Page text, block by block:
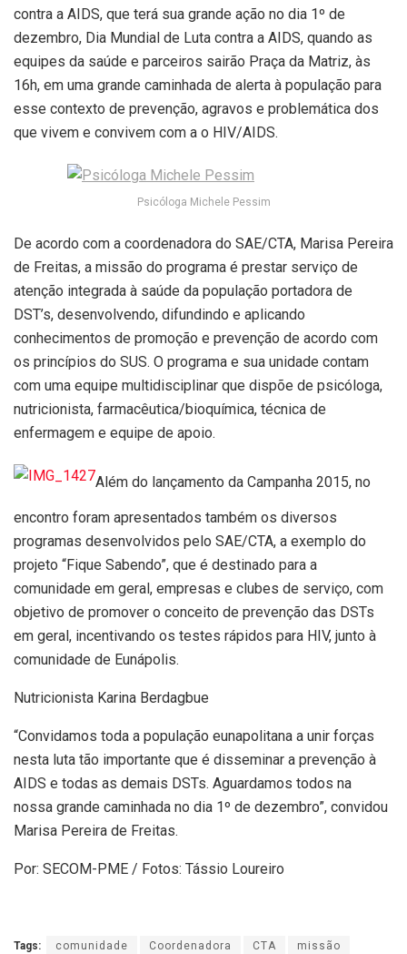
contra a AIDS, que terá sua grande ação no dia 1º de
dezembro, Dia Mundial de Luta contra a AIDS, quando as
equipes da saúde e parceiros sairão Praça da Matriz, às
16h, em uma grande caminhada de alerta à população para
esse contexto de prevenção, agravos e problemática dos
que vivem e convivem com a o HIV/AIDS.
Psicóloga Michele Pessim
De acordo com a coordenadora do SAE/CTA, Marisa Pereira
de Freitas, a missão do programa é prestar serviço de
atenção integrada à saúde da população portadora de
DST’s, desenvolvendo, difundindo e aplicando
conhecimentos de promoção e prevenção de acordo com
os princípios do SUS. O programa e sua unidade contam
com uma equipe multidisciplinar que dispõe de psicóloga,
nutricionista, farmacêutica/bioquímica, técnica de
enfermagem e equipe de apoio.
Além do lançamento da Campanha 2015, no
encontro foram apresentados também os diversos
programas desenvolvidos pelo SAE/CTA, a exemplo do
projeto “Fique Sabendo”, que é destinado para a
comunidade em geral, empresas e clubes de serviço, com
objetivo de promover o conceito de prevenção das DSTs
em geral, incentivando os testes rápidos para HIV, junto à
comunidade de Eunápolis.
Nutricionista Karina Berdagbue
“Convidamos toda a população eunapolitana a unir forças
nesta luta tão importante que é disseminar a prevenção à
AIDS e todas as demais DSTs. Aguardamos todos na
nossa grande caminhada no dia 1º de dezembro”, convidou
Marisa Pereira de Freitas.
Por: SECOM-PME / Fotos: Tássio Loureiro
Tags: comunidade Coordenadora CTA missão